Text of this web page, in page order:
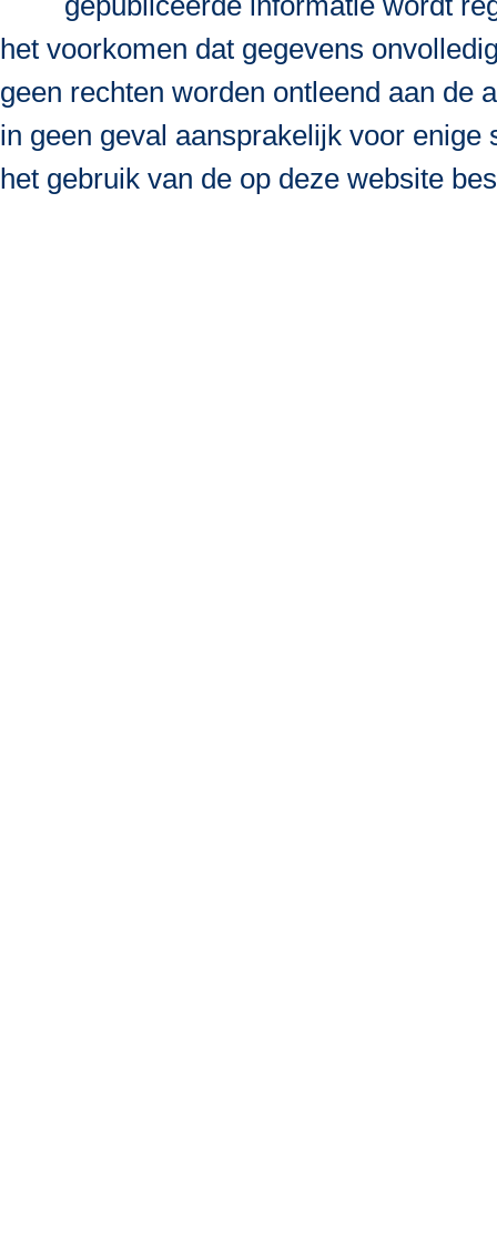
het voorkomen dat gegevens
geen rechten worden ontleend aan de
in geen geval aansprakelijk voor
het gebruik van de op deze website